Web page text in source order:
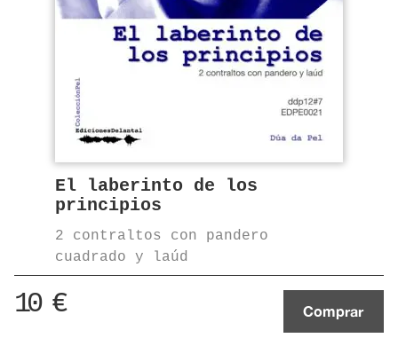
El laberinto de los
principios
2 contraltos con pandero
cuadrado y laúd
10 € Comprar